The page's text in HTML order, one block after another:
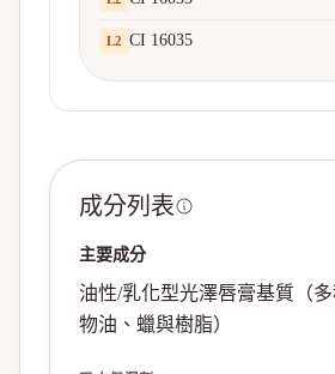
L2 CI 16035
成分列表
主要成分
油性/乳化型光澤唇膏基質（
物油、蠟與樹脂）